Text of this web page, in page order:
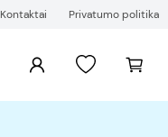
Kontaktai Privatumo politika